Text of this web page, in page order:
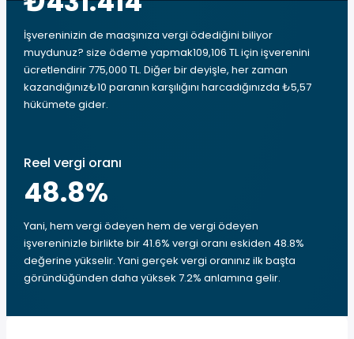
İşvereninizin de maaşınıza vergi ödediğini biliyor
muydunuz? size ödeme yapmak109,106 TL için işverenini
ücretlendirir 775,000 TL. Diğer bir deyişle, her zaman
kazandığınız₺10 paranın karşılığını harcadığınızda ₺5,57
hükümete gider.
Reel vergi oranı
48.8%
Yani, hem vergi ödeyen hem de vergi ödeyen
işvereninizle birlikte bir 41.6% vergi oranı eskiden 48.8%
değerine yükselir. Yani gerçek vergi oranınız ilk başta
göründüğünden daha yüksek 7.2% anlamına gelir.